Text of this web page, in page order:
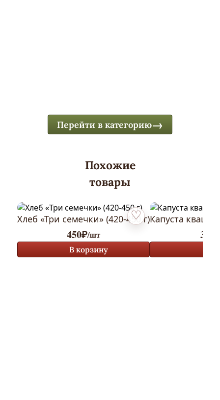
Перейти в категорию
Похожие
товары
Добавить в избранное
Хлеб «Три семечки» (420-450 г)
450₽/шт
В корзину
Капуста
390